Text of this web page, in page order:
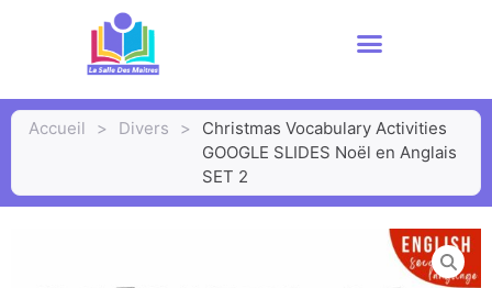
Accueil > Divers >
Christmas Vocabulary Activities
GOOGLE SLIDES Noël en Anglais
SET 2